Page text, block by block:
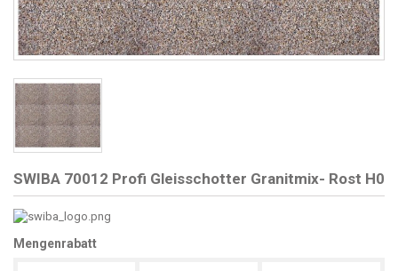
SWIBA 70012 Profi Gleisschotter Granitmix- Rost H0
Mengenrabatt